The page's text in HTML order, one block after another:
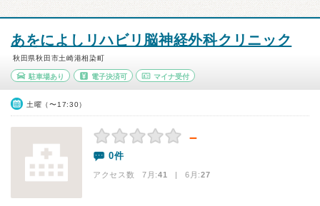
あをによしリハビリ脳神経外科クリニック
秋田県秋田市土崎港相染町
駐車場あり 電子決済可 マイナ受付
土曜（〜17:30）
－
0件
アクセス数 7月:41 | 6月:27